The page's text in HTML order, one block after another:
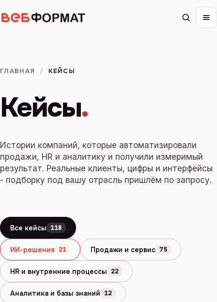
ГЛАВНАЯ / КЕЙСЫ
Кейсы.
Истории компаний, которые автоматизировали
продажи, HR и аналитику и получили измеримый
результат. Реальные клиенты, цифры и интерфейсы
- подборку под вашу отрасль пришлём по запросу.
Все кейсы 118
ИИ-решения 21 Продажи и сервис 75
HR и внутренние процессы 22
Аналитика и базы знаний 12